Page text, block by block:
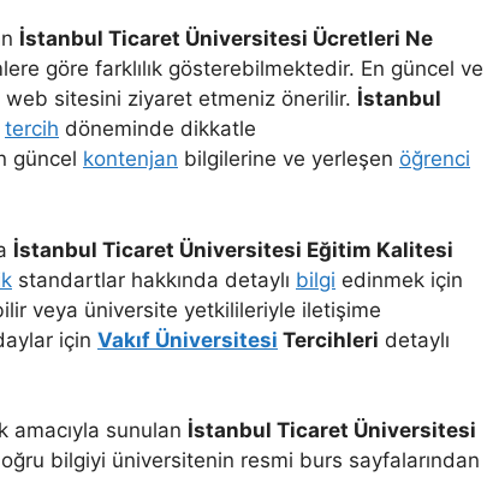
İstanbul Ticaret Üniversitesi Ücretleri Ne
göre farklılık gösterebilmektedir. En güncel ve
sitesini ziyaret etmeniz önerilir. İstanbul
tercih döneminde dikkatle
güncel kontenjan bilgilerine ve yerleşen öğrenci
İstanbul Ticaret Üniversitesi Eğitim Kalitesi
standartlar hakkında detaylı bilgi edinmek için
veya üniversite yetkilileriyle iletişime
için Vakıf Üniversitesi Tercihleri detaylı
amacıyla sunulan İstanbul Ticaret Üniversitesi
bilgiyi üniversitenin resmi burs sayfalarından